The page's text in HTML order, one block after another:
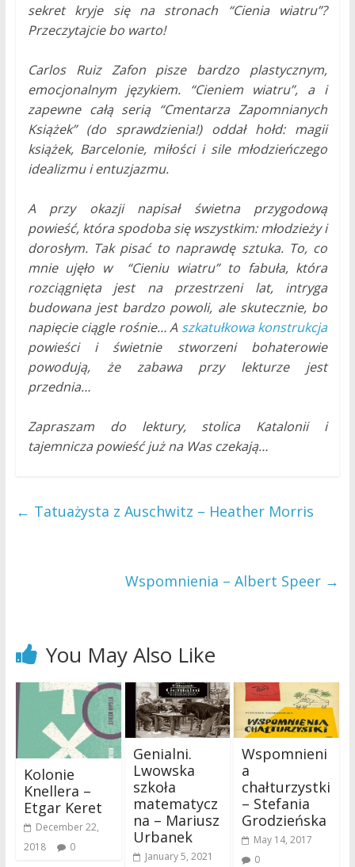
sekret kryje się na stronach “Cienia wiatru”?
Przeczytajcie bo warto!
Carlos Ruiz Zafon pisze bardzo plastycznym,
emocjonalnym językiem. “Cieniem wiatru”, a i
zapewne całą serią “Cmentarza Zapomnianych
Książek” (do sprawdzienia!) oddał hołd: magii
książek, Barcelonie, miłości i sile młodzieńczego
idealizmu i entuzjazmu.
A przy okazji napisał świetna przygodową
powieść, która spodoba się wszystkim: młodzieży i
dorosłym. Tak pisać to naprawdę sztuka. To, co
mnie ujęło w “Cieniu wiatru” to fabuła, która
rozciągnięta jest na przestrzeni lat, intryga
budowana jest bardzo powoli, ale skutecznie, bo
napięcie ciągle rośnie… A szkatułkowa konstrukcja
powieści i świetnie stworzeni bohaterowie
powodują, że zabawa przy lekturze jest
przednia…
Zapraszam do lektury, stolica Katalonii i
tajemnicza powieść już na Was czekają…
← Tatuażysta z Auschwitz – Heather Morris
Wspomnienia – Albert Speer →
You May Also Like
Kolonie
Knellera –
Etgar Keret
December 22,
2018
0
Genialni.
Lwowska
szkoła
matematycz
na – Mariusz
Urbanek
January 5, 2021
Wspomnieni
a
chałturzystki
– Stefania
Grodzieńska
May 14, 2017
0